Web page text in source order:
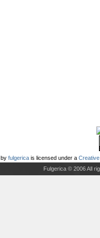
by fulgerica is licensed under a
Fulgerica © 2006 All